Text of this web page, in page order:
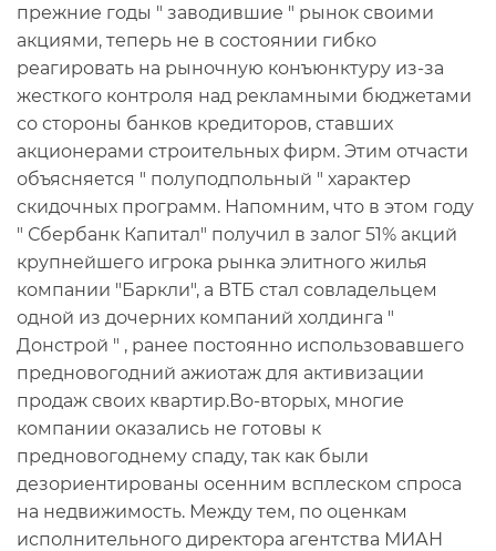
прежние годы " заводившие " рынок своими
акциями, теперь не в состоянии гибко
реагировать на рыночную конъюнктуру из-за
жесткого контроля над рекламными бюджетами
со стороны банков кредиторов, ставших
акционерами строительных фирм. Этим отчасти
объясняется " полуподпольный " характер
скидочных программ. Напомним, что в этом году
" Сбербанк Капитал" получил в залог 51% акций
крупнейшего игрока рынка элитного жилья
компании "Баркли", а ВТБ стал совладельцем
одной из дочерних компаний холдинга "
Донстрой " , ранее постоянно использовавшего
предновогодний ажиотаж для активизации
продаж своих квартир.Во-вторых, многие
компании оказались не готовы к
предновогоднему спаду, так как были
дезориентированы осенним всплеском спроса
на недвижимость. Между тем, по оценкам
исполнительного директора агентства МИАН